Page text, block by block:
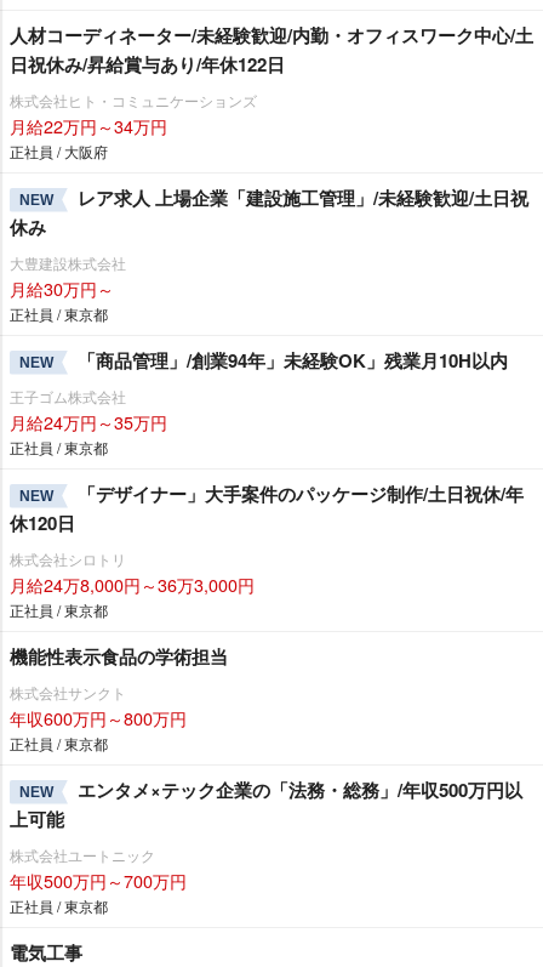
人材コーディネーター/未経験歓迎/内勤・オフィスワーク中心/土
日祝休み/昇給賞与あり/年休122日
株式会社ヒト・コミュニケーションズ
月給22万円～34万円
正社員 / 大阪府
NEW
レア求人 上場企業「建設施工管理」/未経験歓迎/土日祝
休み
大豊建設株式会社
月給30万円～
正社員 / 東京都
NEW 「商品管理」/創業94年」未経験OK」残業月10H以内
王子ゴム株式会社
月給24万円～35万円
正社員 / 東京都
NEW
「デザイナー」大手案件のパッケージ制作/土日祝休/年
休120日
株式会社シロトリ
月給24万8,000円～36万3,000円
正社員 / 東京都
機能性表示食品の学術担当
株式会社サンクト
年収600万円～800万円
正社員 / 東京都
NEW
エンタメ×テック企業の「法務・総務」/年収500万円以
上可能
株式会社ユートニック
年収500万円～700万円
正社員 / 東京都
電気工事